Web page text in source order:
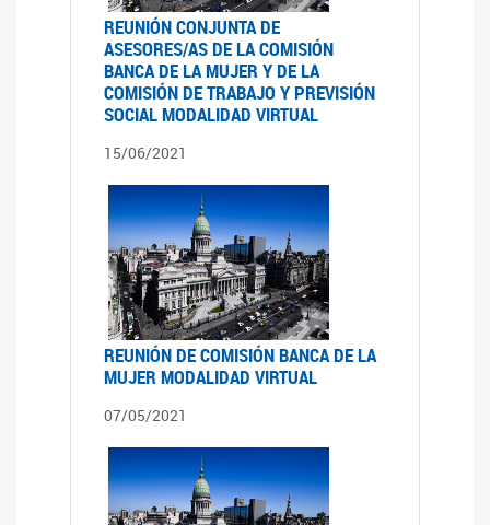
REUNIÓN CONJUNTA DE
ASESORES/AS DE LA COMISIÓN
BANCA DE LA MUJER Y DE LA
COMISIÓN DE TRABAJO Y PREVISIÓN
SOCIAL MODALIDAD VIRTUAL
15/06/2021
REUNIÓN DE COMISIÓN BANCA DE LA
MUJER MODALIDAD VIRTUAL
07/05/2021